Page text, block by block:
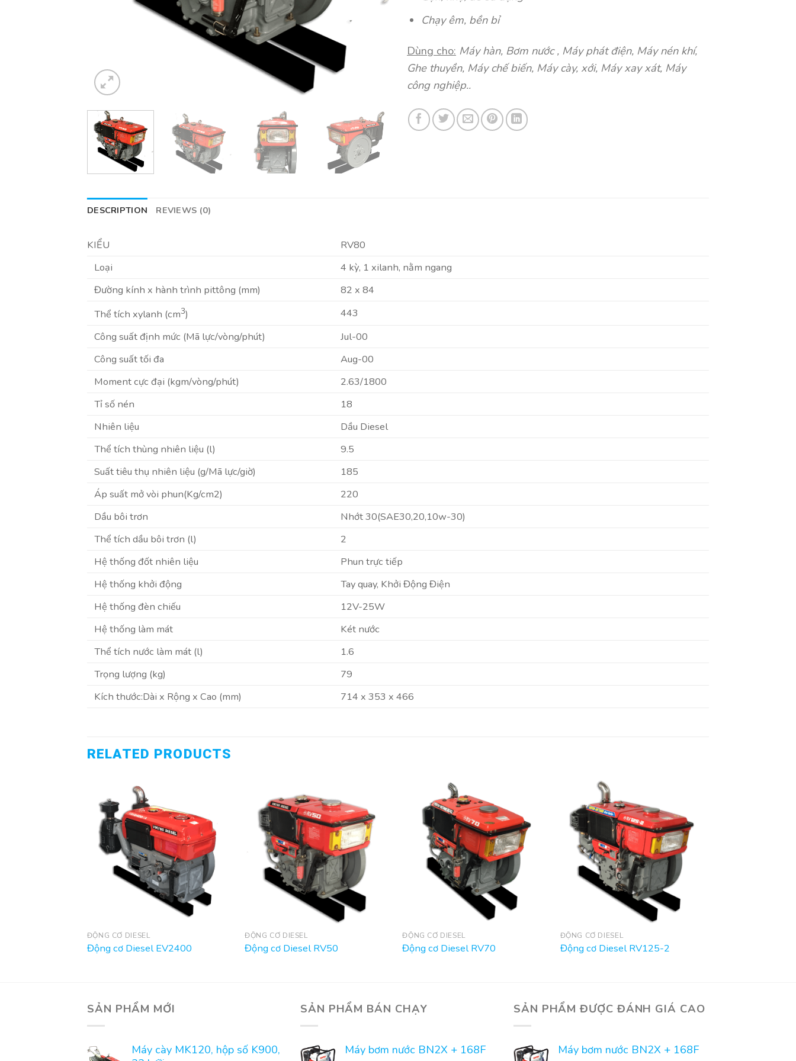
Chạy êm, bền bỉ
Dùng cho: Máy hàn, Bơm nước , Máy phát điện, Máy nén khí,
Ghe thuyền, Máy chế biến, Máy cày, xới, Máy xay xát, Máy
công nghiệp..
DESCRIPTION REVIEWS (0)
KIỂU
RV80
Loại
4 kỳ, 1 xilanh, nằm ngang
Đường kính x hành trình pittông (mm)
82 x 84
Thể tích xylanh (cm3)
443
Công suất định mức (Mã lực/vòng/phút)
Jul-00
Công suất tối đa
Aug-00
Moment cực đại (kgm/vòng/phút)
2.63/1800
Tỉ số nén
18
Nhiên liệu
Dầu Diesel
Thể tích thùng nhiên liệu (l)
9.5
Suất tiêu thụ nhiên liệu (g/Mã lực/giờ)
185
Áp suất mở vòi phun(Kg/cm2)
220
Dầu bôi trơn
Nhớt 30(SAE30,20,10w-30)
Thể tích dầu bôi trơn (l)
2
Hệ thống đốt nhiên liệu
Phun trực tiếp
Hệ thống khởi động
Tay quay, Khởi Động Điện
Hệ thống đèn chiếu
12V-25W
Hệ thống làm mát
Két nước
Thể tích nước làm mát (l)
1.6
Trọng lượng (kg)
79
Kích thước:Dài x Rộng x Cao (mm)
714 x 353 x 466
RELATED PRODUCTS
ĐỘNG CƠ DIESEL
Động cơ Diesel EV2400
ĐỘNG CƠ DIESEL
Động cơ Diesel RV50
ĐỘNG CƠ DIESEL
Động cơ Diesel RV70
ĐỘNG CƠ DIESEL
Động cơ Diesel RV125-2
SẢN PHẨM MỚI
Máy cày MK120, hộp số K900,
SẢN PHẨM BÁN CHẠY
Máy bơm nước BN2X + 168F
SẢN PHẨM ĐƯỢC ĐÁNH GIÁ CAO
Máy bơm nước BN2X + 168F